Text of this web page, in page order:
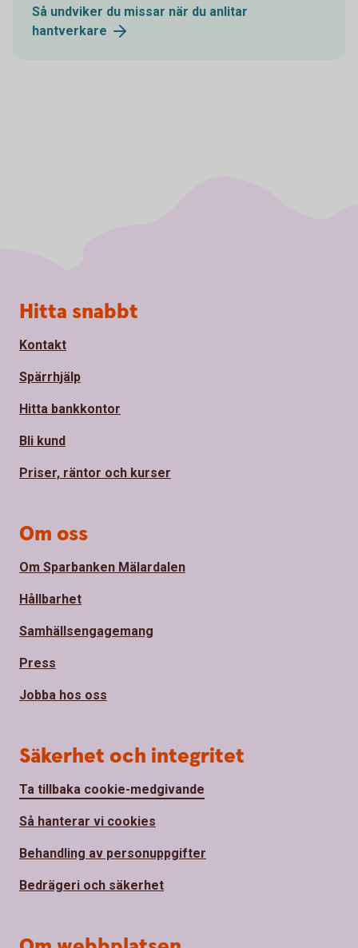
Så undviker du missar när du anlitar
hantverkare
Sidfot
Hitta snabbt
Kontakt
Spärrhjälp
Hitta bankkontor
Bli kund
Priser, räntor och kurser
Om oss
Om Sparbanken Mälardalen
Hållbarhet
Samhällsengagemang
Press
Jobba hos oss
Säkerhet och integritet
Ta tillbaka cookie-medgivande
Så hanterar vi cookies
Behandling av personuppgifter
Bedrägeri och säkerhet